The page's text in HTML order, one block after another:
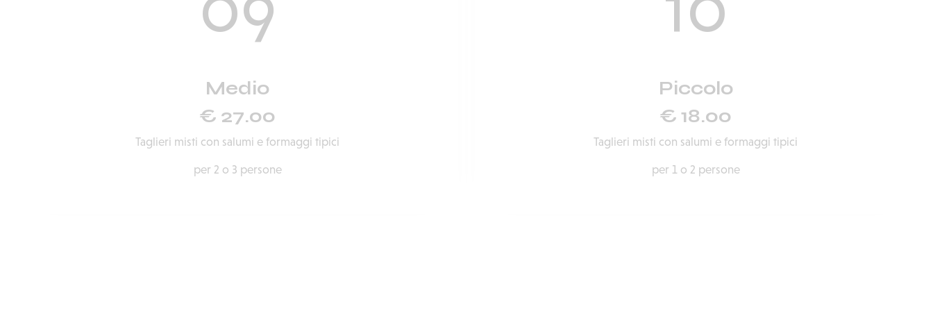
Medio
€ 27.00
Taglieri misti con salumi e formaggi tipici
per 2 o 3 persone
Piccolo
€ 18.00
Taglieri misti con salumi e formaggi tipici
per 1 o 2 persone